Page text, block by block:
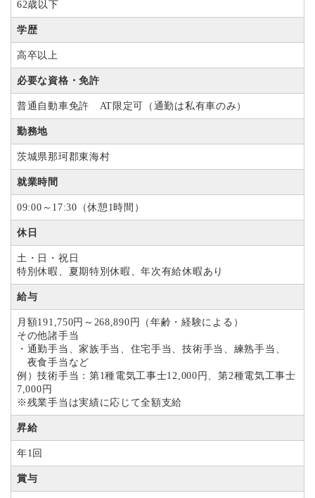
62歳以下
学歴
高卒以上
必要な資格・免許
普通自動車免許 AT限定可（通勤は私有車のみ）
勤務地
茨城県那珂郡東海村
就業時間
09:00～17:30（休憩1時間）
休日
土・日・祝日
特別休暇、夏期特別休暇、年次有給休暇あり
給与
月額191,750円～268,890円（年齢・経験による）
その他諸手当
・通勤手当、家族手当、住宅手当、技術手当、練熟手当、
夜食手当など
例）技術手当：第1種電気工事士12,000円、第2種電気工事士
7,000円
※残業手当は実績に応じて全額支給
昇給
年1回
賞与